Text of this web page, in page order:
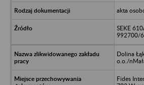
akta
SEKE
992700/
Dolina
o.o./
Fides